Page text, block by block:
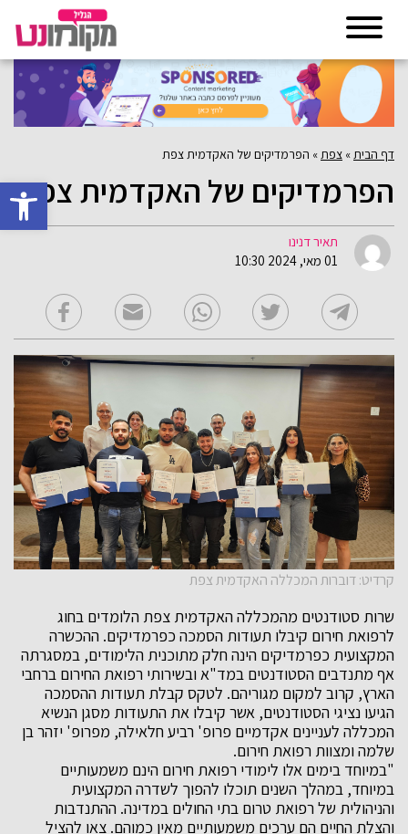
פתח
דף הבית » צפת » הפרמדיקים של האקדמית צפת
הפרמדיקים של האקדמית צפת
תאיר דנינו
01 מאי, 2024 10:30
קרדיט: דוברות המכללה האקדמית צפת
שרות סטודנטים מהמכללה האקדמית צפת הלומדים בחוג
לרפואת חירום קיבלו תעודות הסמכה כפרמדיקים. ההכשרה
המקצועית כפרמדיקים הינה חלק מתוכנית הלימודים, במסגרתה
אף מתנדבים הסטודנטים במד"א ובשירותי רפואת החירום ברחבי
הארץ, קרוב למקום מגוריהם. לטקס קבלת תעודות ההסמכה
הגיעו נציגי הסטודנטים, אשר קיבלו את התעודות מסגן הנשיא
המכללה לעניינים אקדמיים פרופ' רביע חלאילה, מפרופ' יזהר בן
שלמה ומצוות רפואת חירום.
"במיוחד בימים אלו לימודי רפואת חירום הינם משמעותיים
במיוחד, במהלך השנים תוכלו להפוך לשדרה המקצועית
והניהולית של רפואת טרום בתי החולים במדינה. ההתנדבות
והצלת החיים הם ערכים משמעותיים מאין כמוהם. צאו להציל